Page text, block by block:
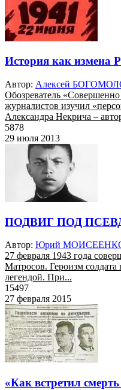
История как измена
Автор: Алексей
Обозреватель
журналистов изучил
Александра Некрича –
5878
29 июля 2013
ПОДВИГ ПОД
Автор: Юрий
27 февраля 1943 года
Матросов. Героизм солдата
легендой. При...
15497
27 февраля 2015
«Как встретил